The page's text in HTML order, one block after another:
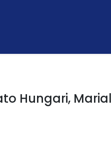
Hungari,